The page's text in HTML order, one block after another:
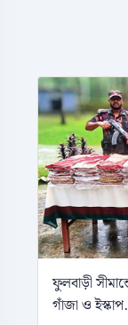
ফুলবাড়ী
গাঁজা ও